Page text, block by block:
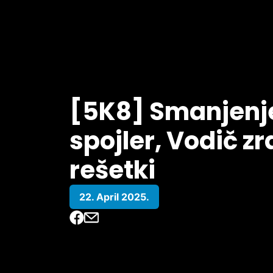
[5K8]
spojler, Vodič
rešetki
22. April 2025.